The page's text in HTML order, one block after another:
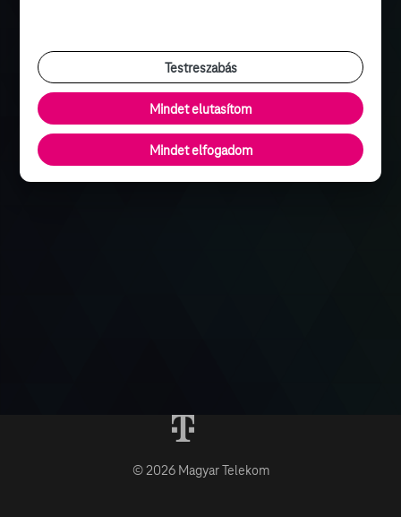
© 2026 Magyar Telekom
Testreszabás
Mindet elutasítom
Mindet elfogadom